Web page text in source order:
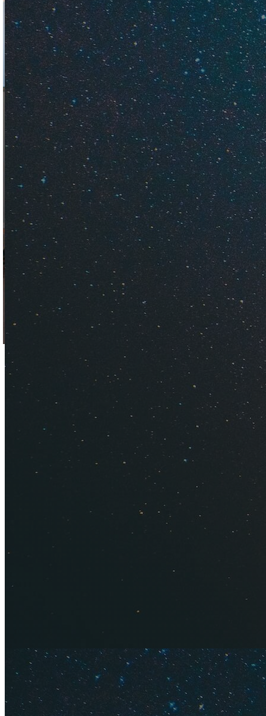
Простые и ясные
Шарлеруа.
Брюссель —
(Zaventem),
Шарлеруа,
искать
Ищите
групповые,